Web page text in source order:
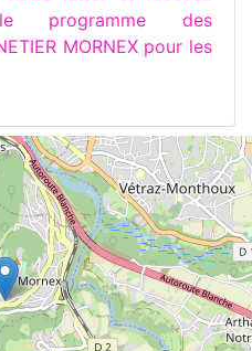
programme des
MORNEX pour les